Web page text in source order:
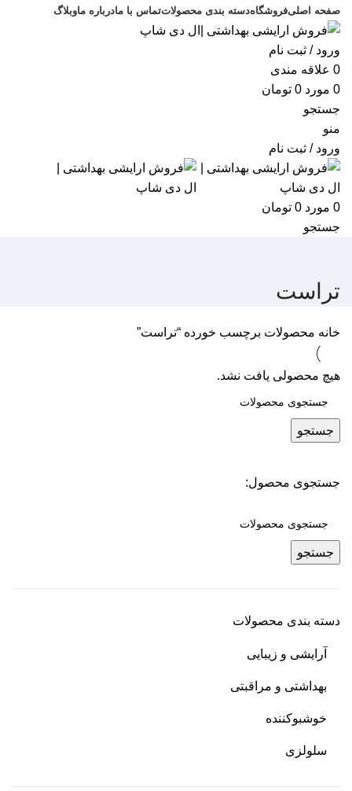
صفحه اصلیفروشگاهدسته بندی محصولاتتماس با مادرباره ماوبلاگ
ورود / ثبت نام
0 علاقه مندی
0 مورد 0 تومان
جستجو
منو
ورود / ثبت نام
0 مورد 0 تومان
جستجو
تراست
جستجوی محصول:
جستجو
دسته بندی محصولات
آرایشی و زیبایی
بهداشتی و مراقبتی
خوشبوکننده
سلولزی
خانه محصولات برچسب خورده “تراست”
هیچ محصولی یافت نشد.
جستجو